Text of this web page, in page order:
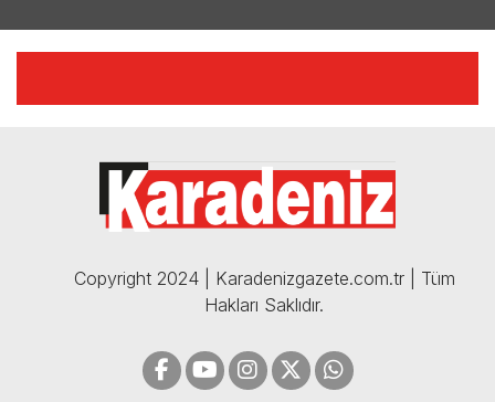
🔴🔵KARADENİZ FIRTINASI |
05.12.2024
Copyright 2024 | Karadenizgazete.com.tr | Tüm
Hakları Saklıdır.